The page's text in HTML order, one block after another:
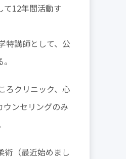
て12年間活動す
特講師として、公
ろクリニック、心
ンセリングのみ
術（最近始めまし